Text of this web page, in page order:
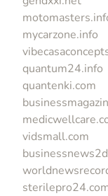
mycarzone.info
quantum24.info
quantenki.com
vidsmall.com